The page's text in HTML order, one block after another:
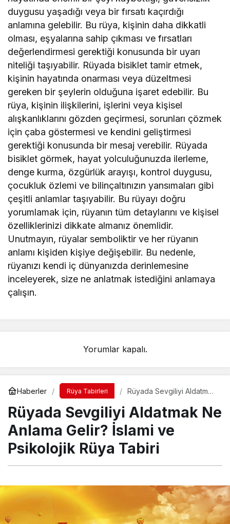
duygusu yaşadığı veya bir fırsatı kaçırdığı
anlamına gelebilir. Bu rüya, kişinin daha dikkatli
olması, eşyalarına sahip çıkması ve fırsatları
değerlendirmesi gerektiği konusunda bir uyarı
niteliği taşıyabilir. Rüyada bisiklet tamir etmek,
kişinin hayatında onarması veya düzeltmesi
gereken bir şeylerin olduğuna işaret edebilir. Bu
rüya, kişinin ilişkilerini, işlerini veya kişisel
alışkanlıklarını gözden geçirmesi, sorunları çözmek
için çaba göstermesi ve kendini geliştirmesi
gerektiği konusunda bir mesaj verebilir. Rüyada
bisiklet görmek, hayat yolculuğunuzda ilerleme,
denge kurma, özgürlük arayışı, kontrol duygusu,
çocukluk özlemi ve bilinçaltınızın yansımaları gibi
çeşitli anlamlar taşıyabilir. Bu rüyayı doğru
yorumlamak için, rüyanın tüm detaylarını ve kişisel
özelliklerinizi dikkate almanız önemlidir.
Unutmayın, rüyalar semboliktir ve her rüyanın
anlamı kişiden kişiye değişebilir. Bu nedenle,
rüyanızı kendi iç dünyanızda derinlemesine
inceleyerek, size ne anlatmak istediğini anlamaya
çalışın.
Yorumlar kapalı.
Haberler Rüya Tabirleri
Rüyada Sevgiliyi Aldatmak
Psikolojik Rüya Tabiri
Rüyada Sevgiliyi Aldatmak Ne
Anlama Gelir? İslami ve
Psikolojik Rüya Tabiri